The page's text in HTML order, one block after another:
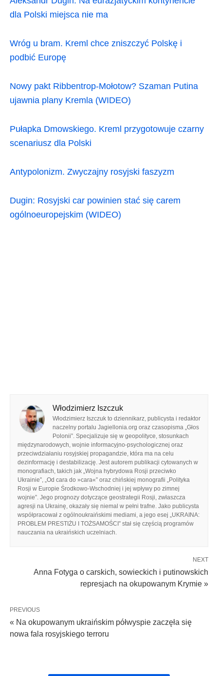
dla Polski miejsca nie ma
Wróg u bram. Kreml chce zniszczyć Polskę i
podbić Europę
Nowy pakt Ribbentrop-Mołotow? Szaman Putina
ujawnia plany Kremla (WIDEO)
Pułapka Dmowskiego. Kreml przygotowuje czarny
scenariusz dla Polski
Antypolonizm. Zwyczajny rosyjski faszyzm
Dugin: Rosyjski car powinien stać się carem
ogólnoeuropejskim (WIDEO)
Włodzimierz Iszczuk
Włodzimierz Iszczuk to dziennikarz, publicysta i redaktor
naczelny portalu Jagiellonia.org oraz czasopisma „Głos
Polonii”. Specjalizuje się w geopolityce, stosunkach
międzynarodowych, wojnie informacyjno-psychologicznej oraz
przeciwdziałaniu rosyjskiej propagandzie, która ma na celu
dezinformację i destabilizację. Jest autorem publikacji cytowanych w
monografiach, takich jak „Wojna hybrydowa Rosji przeciwko
Ukrainie”, „Od cara do »cara«” oraz chińskiej monografii „Polityka
Rosji w Europie Środkowo-Wschodniej i jej wpływy po zimnej
wojnie”. Jego prognozy dotyczące geostrategii Rosji, zwłaszcza
agresji na Ukrainę, okazały się niemal w pełni trafne. Jako publicysta
współpracował z ogólnoukraińskimi mediami, a jego esej „UKRAINA:
PROBLEM PRESTIŻU I TOŻSAMOŚCI” stał się częścią programów
nauczania na ukraińskich uczelniach.
NEXT
Anna Fotyga o carskich, sowieckich i putinowskich
represjach na okupowanym Krymie »
PREVIOUS
« Na okupowanym ukraińskim półwyspie zaczęła się
nowa fala rosyjskiego terroru